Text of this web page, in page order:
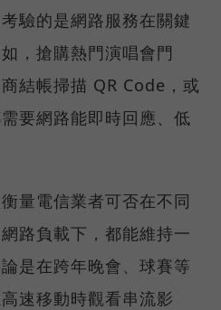
驗的是網路服務在關鍵
，搶購熱門演唱會門
結帳掃描 QR Code，或
要網路能即時回應、低
量電信業者可否在不同
路負載下，都能維持一
是在跨年晚會、球賽等
速移動時觀看串流影